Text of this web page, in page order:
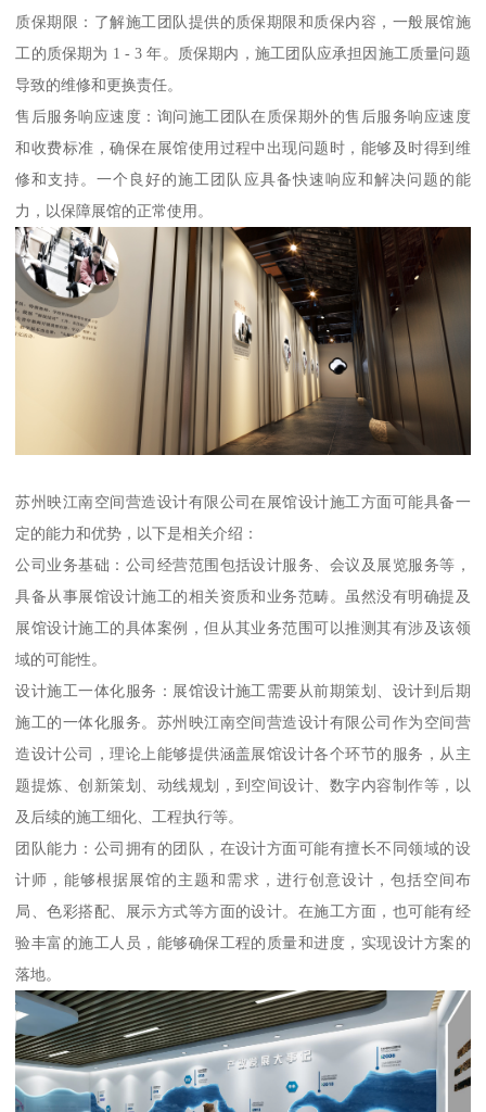
质保期限：了解施工团队提供的质保期限和质保内容，一般展馆施
工的质保期为 1 - 3 年。质保期内，施工团队应承担因施工质量问题
导致的维修和更换责任。
售后服务响应速度：询问施工团队在质保期外的售后服务响应速度
和收费标准，确保在展馆使用过程中出现问题时，能够及时得到维
修和支持。一个良好的施工团队应具备快速响应和解决问题的能
力，以保障展馆的正常使用。
苏州映江南空间营造设计有限公司在展馆设计施工方面可能具备一
定的能力和优势，以下是相关介绍：
公司业务基础：公司经营范围包括设计服务、会议及展览服务等，
具备从事展馆设计施工的相关资质和业务范畴。虽然没有明确提及
展馆设计施工的具体案例，但从其业务范围可以推测其有涉及该领
域的可能性。
设计施工一体化服务：展馆设计施工需要从前期策划、设计到后期
施工的一体化服务。苏州映江南空间营造设计有限公司作为空间营
造设计公司，理论上能够提供涵盖展馆设计各个环节的服务，从主
题提炼、创新策划、动线规划，到空间设计、数字内容制作等，以
及后续的施工细化、工程执行等。
团队能力：公司拥有的团队，在设计方面可能有擅长不同领域的设
计师，能够根据展馆的主题和需求，进行创意设计，包括空间布
局、色彩搭配、展示方式等方面的设计。在施工方面，也可能有经
验丰富的施工人员，能够确保工程的质量和进度，实现设计方案的
落地。